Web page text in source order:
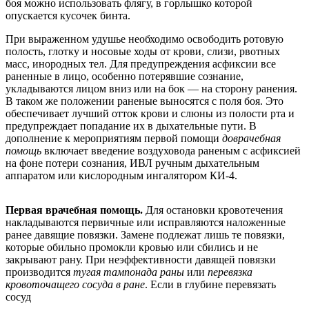
боя можно использовать флягу, в горлышко которой
опускается кусочек бинта.
При выраженном удушье необходимо освободить ротовую
полость, глотку и носовые ходы от крови, слизи, рвотных
масс, инородных тел. Для предупреждения асфиксии все
раненные в лицо, особенно потерявшие сознание,
укладываются лицом вниз или на бок — на сторону ранения.
В таком же положении раненые выносятся с поля боя. Это
обеспечивает лучший отток крови и слюны из полости рта и
предупреждает попадание их в дыхательные пути. В
дополнение к мероприятиям первой помощи доврачебная
помощь включает введение воздуховода раненым с асфиксией
на фоне потери сознания, ИВЛ ручным дыхательным
аппаратом или кислородным ингалятором КИ-4.
Первая врачебная помощь. Для остановки кровотечения
накладываются первичные или исправляются наложенные
ранее давящие повязки. Замене подлежат лишь те повязки,
которые обильно промокли кровью или сбились и не
закрывают рану. При неэффективности давящей повязки
производится тугая тампонада раны или перевязка
кровоточащего сосуда в ране. Если в глубине перевязать
сосуд